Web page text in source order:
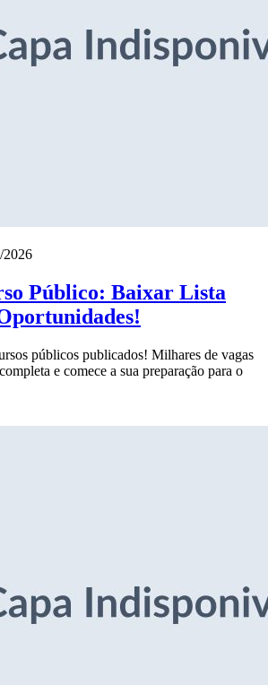
2026
Público: Baixar Lista
públicos publicados! Milhares de vagas
e comece a sua preparação para o